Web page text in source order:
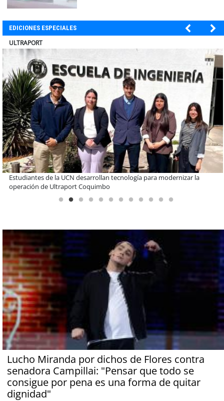
EDICIONES ESPECIALES
BANCO DE CHILE
Educación y colaboración público-privada se toman La Araucanía:
encuentro reunió a líderes para abordar las brechas y oportunidades
Lucho Miranda por dichos de Flores contra
senadora Campillai: "Pensar que todo se
consigue por pena es una forma de quitar
dignidad"